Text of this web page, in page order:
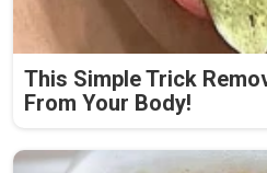
This Simple Trick
From Your Body!